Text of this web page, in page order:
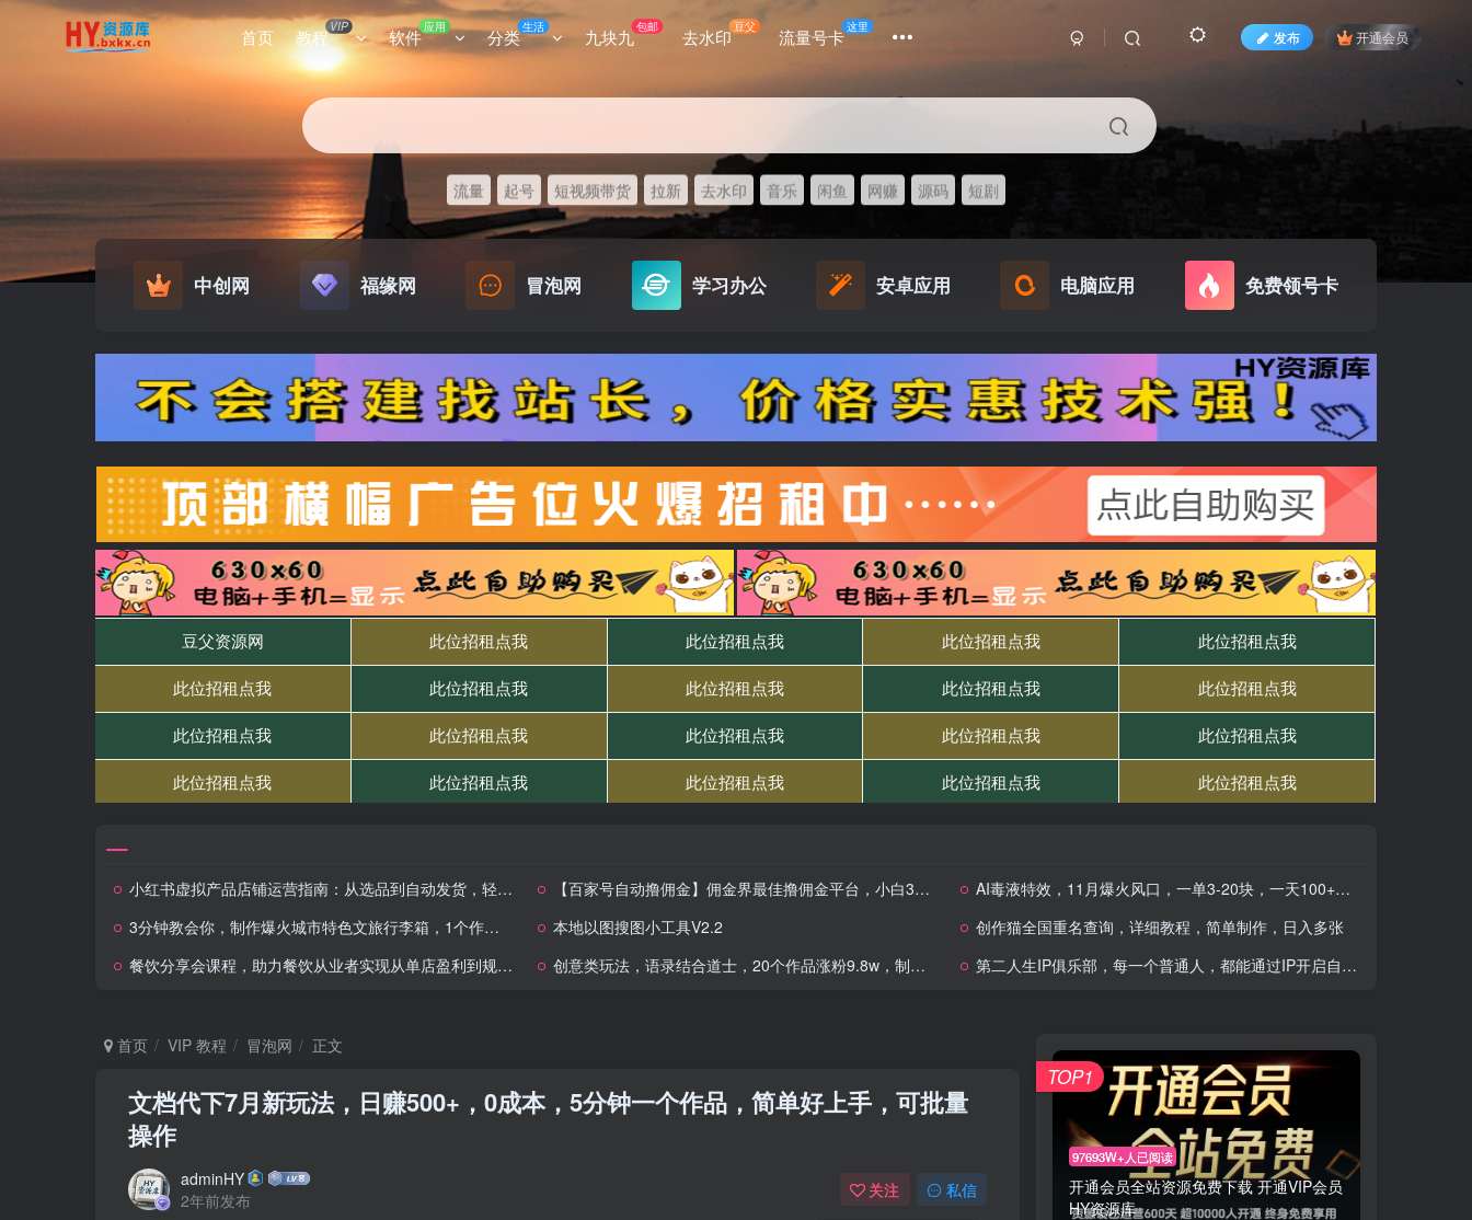
首页 教程VIP 软件 应用 分类生活 九块九包邮 去水印豆父 流量号卡这里
发布 开通会员
流量 起号 短视频带货 拉新 去水印 音乐 闲鱼 网赚 源码 短剧
中创网 福缘网 冒泡网 学习办公 安卓应用 电脑应用 免费领号卡
小红书虚拟产品店铺运营指南：从选品到自动发货，轻松实现日躺赚几百 【百家号自动撸佣金】佣金界最佳撸佣金平台，小白3天起号有手机就能干，100%原创长期稳定
AI毒液特效，11月爆火风口，一单3-20块，一天100+不是问题
3分钟教会你，制作爆火城市特色文旅行李箱，1个作品涨粉2000+
本地以图搜图小工具V2.2
创作猫全国重名查询，详细教程，简单制作，日入多张
餐饮分享会课程，助力餐饮从业者实现从单店盈利到规模化发展的转型升级
创意类玩法，语录结合道士，20个作品涨粉9.8w，制作课程以及思路讲解 第二人生IP俱乐部，每一个普通人，都能通过IP开启自己的第二人生
首页 VIP 教程 冒泡网 正文
文档代下7月新玩法，日赚500+，0成本，5分钟一个作品，简单好上手，可批量
操作
adminHY
2年前发布
关注 私信
97693W+人已阅读
开通会员全站资源免费下载 开通VIP会员
HY资源库
TOP1